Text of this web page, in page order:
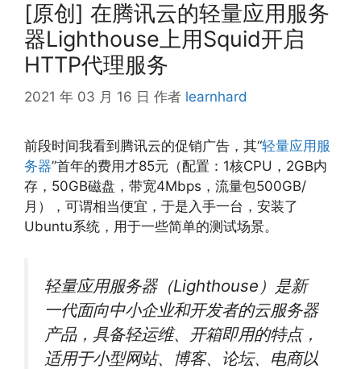
[原创] 在腾讯云的轻量应用服务
器Lighthouse上用Squid开启
HTTP代理服务
2021 年 03 月 16 日 作者 learnhard
前段时间我看到腾讯云的促销广告，其“轻量应用服
务器”首年的费用才85元（配置：1核CPU，2GB内
存，50GB磁盘，带宽4Mbps，流量包500GB/
月），可谓相当便宜，于是入手一台，安装了
Ubuntu系统，用于一些简单的测试场景。
轻量应用服务器（Lighthouse）是新
一代面向中小企业和开发者的云服务器
产品，具备轻运维、开箱即用的特点，
适用于小型网站、博客、论坛、电商以